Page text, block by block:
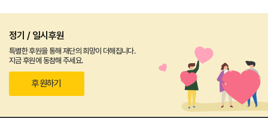
정기 / 일시후원
특별한 후원을 통해 재단의 희망이 더해집니다.
지금 후원에 동참해 주세요.
후원하기